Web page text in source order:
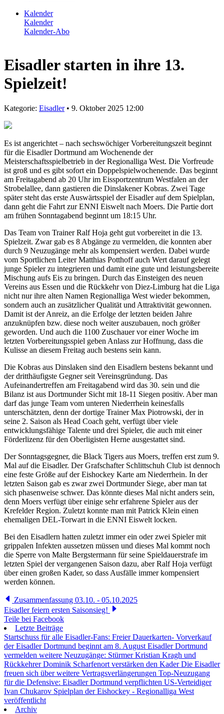
Kalender
Kalender
Kalender-Abo
Eisadler starten in ihre 13.
Spielzeit!
Kategorie: Eisadler• 9. Oktober 2025 12:00
Es ist angerichtet – nach sechswöchiger Vorbereitungszeit beginnt
für die Eisadler Dortmund am Wochenende der
Meisterschaftsspielbetrieb in der Regionalliga West. Die Vorfreude
ist groß und es gibt sofort ein Doppelspielwochenende. Das beginnt
am Freitagabend ab 20 Uhr im Eissportzentrum Westfalen an der
Strobelallee, dann gastieren die Dinslakener Kobras. Zwei Tage
später steht das erste Auswärtsspiel der Eisadler auf dem Spielplan,
dann geht die Fahrt zur ENNI Eiswelt nach Moers. Die Partie dort
am frühen Sonntagabend beginnt um 18:15 Uhr.
Das Team von Trainer Ralf Hoja geht gut vorbereitet in die 13.
Spielzeit. Zwar gab es 8 Abgänge zu vermelden, die konnten aber
durch 9 Neuzugänge mehr als kompensiert werden. Dabei wurde
vom Sportlichen Leiter Matthias Potthoff auch Wert darauf gelegt
junge Spieler zu integrieren und damit eine gute und leistungsbereite
Mischung aufs Eis zu bringen. Durch das Einsteigen des neuen
Vereins aus Essen und die Rückkehr von Diez-Limburg hat die Liga
nicht nur ihre alten Namen Regionalliga West wieder bekommen,
sondern auch an zusätzlicher Qualität und Attraktivität gewonnen.
Damit ist der Anreiz, an die Erfolge der letzten beiden Jahre
anzuknüpfen bzw. diese noch weiter auszubauen, noch größer
geworden. Und auch die 1100 Zuschauer vor einer Woche im
letzten Vorbereitungsspiel geben Anlass zur Hoffnung, dass die
Kulisse an diesem Freitag auch bestens sein kann.
Die Kobras aus Dinslaken sind den Eisadlern bestens bekannt und
der dritthäufigste Gegner seit Vereinsgründung. Das
Aufeinandertreffen am Freitagabend wird das 30. sein und die
Bilanz ist aus Dortmunder Sicht mit 18-11 Siegen positiv. Aber man
darf das junge Team vom unteren Niederrhein keinesfalls
unterschätzten, denn der dortige Trainer Max Piotrowski, der in
seine 2. Saison als Head Coach geht, verfügt über viele
entwicklungsfähige Talente und drei Spieler, die auch mit einer
Förderlizenz für den Oberligisten Herne ausgestattet sind.
Der Sonntagsgegner, die Black Tigers aus Moers, treffen erst zum 9.
Mal auf die Eisadler. Der Grafschafter Schlittschuh Club ist dennoch
eine feste Größe auf der Eishockey Karte am Niederrhein. In der
letzten Saison gab es zwar zwei Dortmunder Siege, aber man tat
sich phasenweise schwer. Das könnte dieses Mal nicht anders sein,
denn Moers verfügt über einige sehr erfahrene Spieler aus der
Krefelder Region. Zuletzt konnte man mit Patrick Klein einen
ehemaligen DEL-Torwart in die ENNI Eiswelt locken.
Bei den Eisadlern hatten zuletzt immer ein oder zwei Spieler mit
grippalen Infekten aussetzen müssen und dieses Mal kommt noch
die Sperre von Malte Bergstermann für seine Spieldauerstrafe im
letzten Spiel der vergangenen Saison dazu, aber Ralf Hoja verfügt
über einen großen Kader, so dass Ausfälle immer kompensiert
werden können.
Zusammenfassung 03.10. - 05.10.2025
Eisadler feiern ersten Saisonsieg!
Teile bei Facebook
Letzte Beiträge
Startschuss für alle Eisadler-Fans: Freier Dauerkarten- Vorverkauf
der Eisadler Dortmund beginnt am 8. August Eisadler Dortmund
vermelden weitere Neuzugänge: Stürmer Kristian Kragh und
Rückkehrer Dominik Scharfenort verstärken den KaderDie Eisadler
freuen sich über weitere Vertragsverlängerungen Top-Neuzugang
für die Defensive: Eisadler Dortmund verpflichten US-Verteidiger
Ivan Chukarov Spielplan der Eishockey - Regionalliga West
veröffentlicht
Archiv